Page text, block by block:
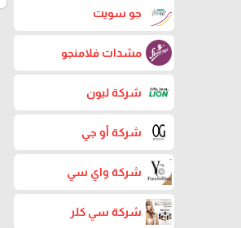
جو سويت
مشدات فلامنجو
شركة ليون
شركة أو جي
شركة واي سي
شركة سي كلر